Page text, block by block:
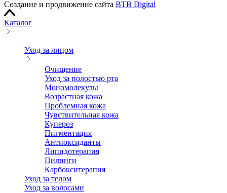
Создание и продвижение сайта BTB Digital
Каталог
Уход за лицом
Очищение
Уход за полостью рта
Мономолекулы
Возрастная кожа
Проблемная кожа
Чувствительная кожа
Купероз
Пигментация
Антиоксиданты
Липидотерапия
Пилинги
Карбокситерапия
Уход за телом
Уход за волосами